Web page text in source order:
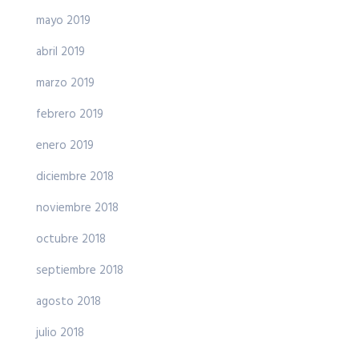
mayo 2019
abril 2019
marzo 2019
febrero 2019
enero 2019
diciembre 2018
noviembre 2018
octubre 2018
septiembre 2018
agosto 2018
julio 2018